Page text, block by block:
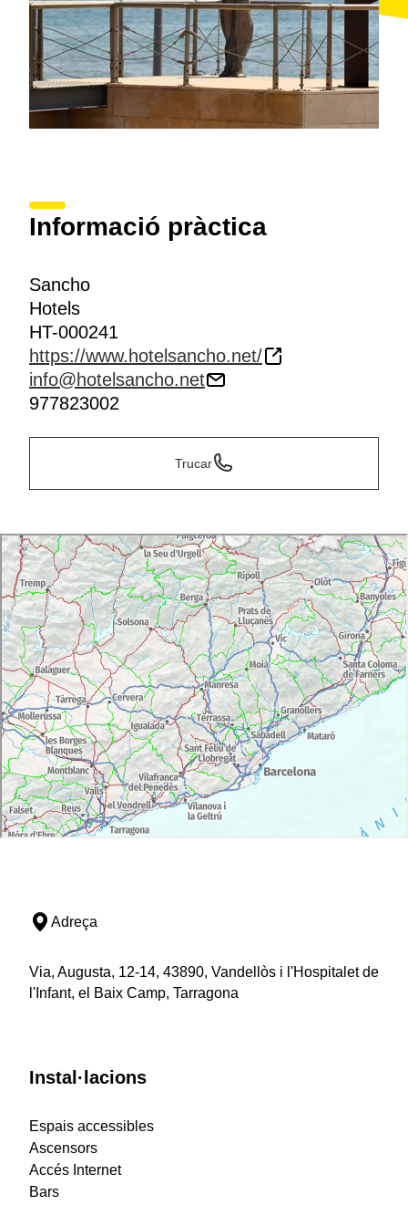
Informació pràctica
Sancho
Hotels
HT-000241
https://www.hotelsancho.net/
info@hotelsancho.net
977823002
Trucar
Adreça
Via, Augusta, 12-14, 43890, Vandellòs i l'Hospitalet de
l'Infant, el Baix Camp, Tarragona
Instal·lacions
Espais accessibles
Ascensors
Accés Internet
Bars